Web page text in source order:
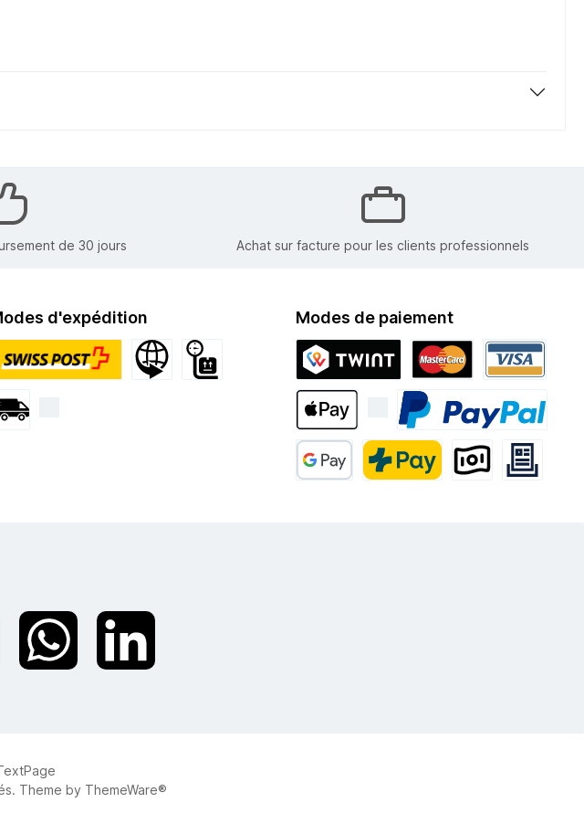
de 30 jours Achat sur facture pour les clients professionnels
d'expédition Modes de paiement
Twint Mastercard
Apple Pay PayPal
twt.widget.communities.whatsapp.name
twt.widget.communities.linkedin.name
Theme by ThemeWare®